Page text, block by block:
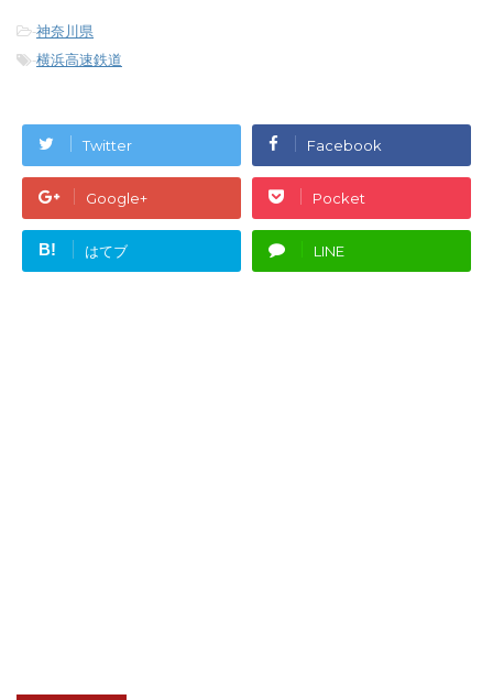
-神奈川県
-横浜高速鉄道
Twitter Facebook
Google+ Pocket
B! はてブ LINE